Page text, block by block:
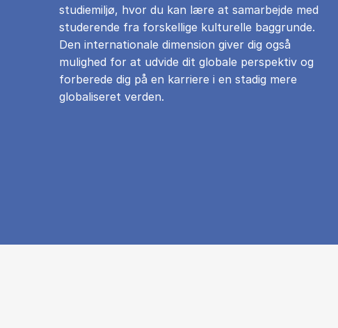
studiemiljø, hvor du kan lære at samarbejde med
studerende fra forskellige kulturelle baggrunde.
Den internationale dimension giver dig også
mulighed for at udvide dit globale perspektiv og
forberede dig på en karriere i en stadig mere
globaliseret verden.